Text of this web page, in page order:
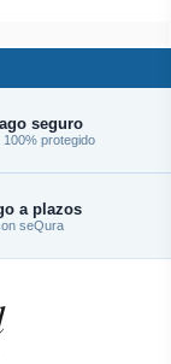
seguro
100% protegido
a plazos
seQura